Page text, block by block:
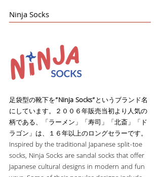
Ninja Socks
足袋型の靴下を”Ninja Socks”というブランド名
にしています。２００６年販売当初より人気の
柄である、「ラーメン」「寿司」「北斎」「ド
ラゴン」は、１６年以上のロングセラーです。
Inspired by the traditional Japanese split-toe
socks, Ninja Socks are sandal socks that offer
Japanese cultural designs in modern and fun